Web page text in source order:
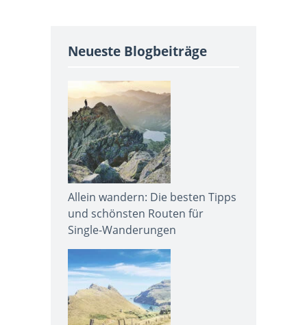
Neueste Blogbeiträge
Allein wandern: Die besten Tipps
und schönsten Routen für
Single-Wanderungen